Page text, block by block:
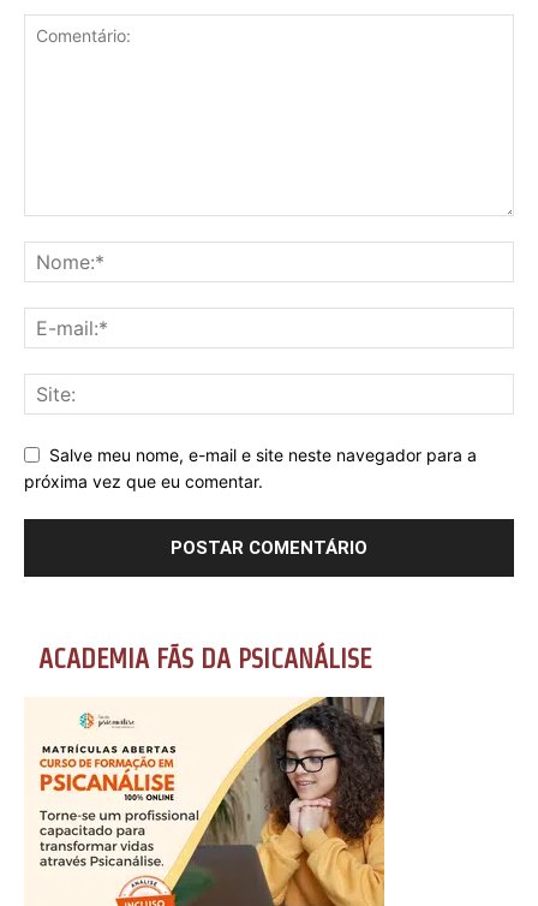
Salve meu nome, e-mail e site neste navegador para a
próxima vez que eu comentar.
ACADEMIA FÃS DA PSICANÁLISE